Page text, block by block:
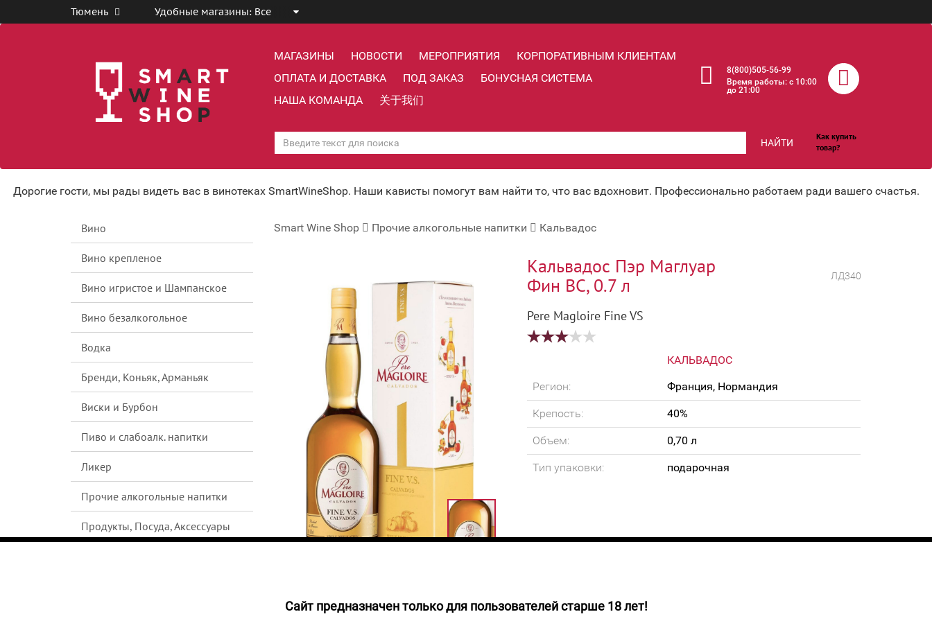
Тюмень Удобные магазины: Все
МАГАЗИНЫ НОВОСТИ МЕРОПРИЯТИЯ
КОРПОРАТИВНЫМ КЛИЕНТАМ
ОПЛАТА И ДОСТАВКА
ПОД ЗАКАЗ
БОНУСНАЯ СИСТЕМА
НАША КОМАНДА
关于我们
8(800)505-56-99
Время работы: c 10:00
до 21:00
НАЙТИ
Как купить
товар?
Дорогие гости, мы рады видеть вас в винотеках SmartWineShop. Наши кависты помогут вам найти то, что вас вдохновит. Профессионально работаем ради вашего счастья.
Вино
Вино крепленое
Вино игристое и Шампанское
Вино безалкогольное
Водка
Бренди, Коньяк, Арманьяк
Виски и Бурбон
Пиво и слабоалк. напитки
Ликер
Прочие алкогольные напитки
Продукты, Посуда, Аксессуары
Smart Wine Shop Прочие алкогольные напитки Кальвадос
Кальвадос Пэр Маглуар
Фин ВС, 0.7 л
ЛД340
Pere Magloire Fine VS
КАЛЬВАДОС
Регион:
Франция, Нормандия
Крепость: 40%
Объем: 0,70 л
Тип упаковки: подарочная
4904руб.
Pere Magloire Fine производится из лучших яблок, выращенных
Cайт предназначен только для пользователей старше 18 лет!